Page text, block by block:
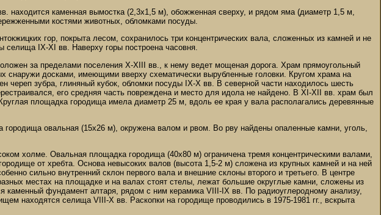
находится каменная вымостка (2,3х1,5 м), обожженная сверху, и рядом яма (диаметр 1,5 м,
костями животных, обломками посуды.
гор, покрыта лесом, сохранилось три концентрических вала, сложенных из камней и не
селища IX-XI вв. Наверху горы построена часовня.
за пределами поселения X-XIII вв., к нему ведет мощеная дорога. Храм прямоугольный
снаружи досками, имеющими вверху схематически вырубленные головки. Кругом храма на
череп зубра, глиняный кубок, обломки посуды IX-X вв. В северной части находилось шесть
его средняя часть повреждена и место для идола не найдено. В XI-XII вв. храм был
площадка городища имела диаметр 25 м, вдоль ее края у вала располагались деревянные
овальная (15х26 м), окружена валом и рвом. Во рву найдены опаленные камни, уголь,
холме. Овальная площадка городища (40х80 м) ограничена тремя концентрическими валами,
от хребта. Основа невысоких валов (высота 1,5-2 м) сложена из крупных камней и на ней
сильно внутренний склон первого вала и внешние склоны второго и третьего. В центре
местах на площадке и на валах стоят стелы, лежат большие округлые камни, сложены из
каменный фундамент алтаря, рядом с ним керамика VIII-IX вв. По радиоуглеродному анализу,
находятся селища VIII-X вв. Раскопки на городище проводились в 1975-1981 гг., вскрыта